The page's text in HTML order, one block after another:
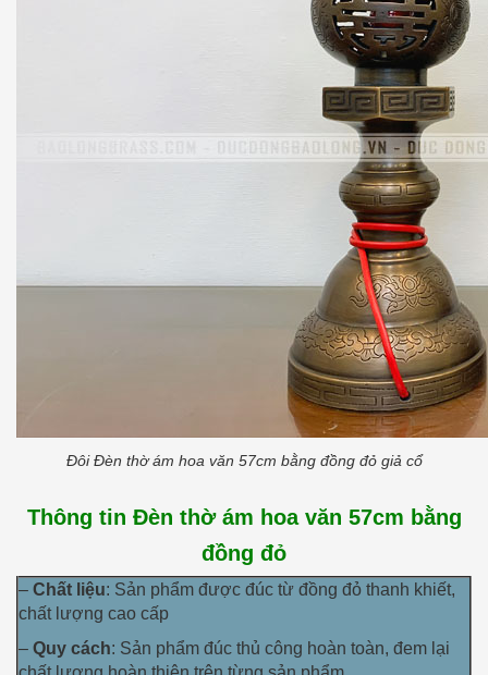
Đôi Đèn thờ ám hoa văn 57cm bằng đồng đỏ giả cổ
Thông tin Đèn thờ ám hoa văn 57cm bằng
đồng đỏ
– Chất liệu: Sản phẩm được đúc từ đồng đỏ thanh khiết,
chất lượng cao cấp
– Quy cách: Sản phẩm đúc thủ công hoàn toàn, đem lại